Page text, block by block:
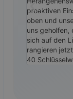
proaktiven
oben und
uns geholfen,
sich auf den
rangieren
40